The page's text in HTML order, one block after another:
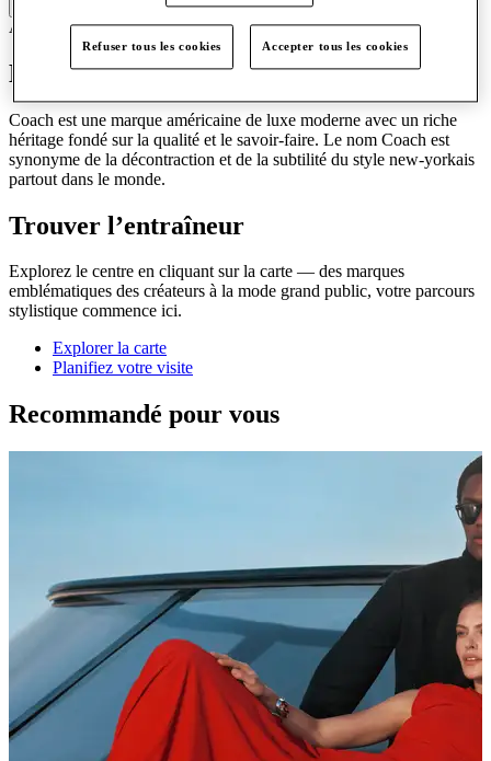
Accessoires & SacsBijoux & Montres
Découvrir Coach
Coach est une marque américaine de luxe moderne avec un riche
héritage fondé sur la qualité et le savoir-faire. Le nom Coach est
synonyme de la décontraction et de la subtilité du style new-yorkais
partout dans le monde.
Trouver l’entraîneur
Explorez le centre en cliquant sur la carte — des marques
emblématiques des créateurs à la mode grand public, votre parcours
stylistique commence ici.
Explorer la carte
Planifiez votre visite
Recommandé pour vous
Refuser tous les cookies Accepter tous les cookies